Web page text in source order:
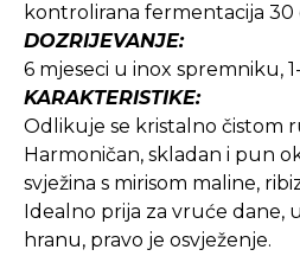
kontrolirana fermentacija 30
DOZRIJEVANJE:
6 mjeseci u inox spremniku,
KARAKTERISTIKE:
Odlikuje se kristalno čistom
Harmoničan, skladan i pun
svježina s mirisom maline,
Idealno prija za vruće dane,
hranu, pravo je osvježenje.